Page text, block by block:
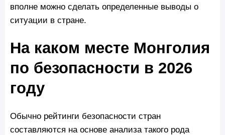
вполне можно сделать определенные выводы о
ситуации в стране.
На каком месте Монголия
по безопасности в 2026
году
Обычно рейтинги безопасности стран
составляются на основе анализа такого рода